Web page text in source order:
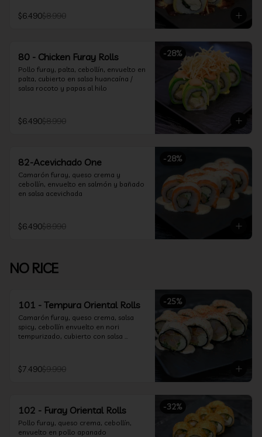
$6.490$8.990
-28%
80 - Chicken Furay Rolls
Pollo furay, palta, cebollín, envuelto en
palta, cubierto en salsa huancaína /
salsa rocoto y papas al hilo
$6.490$8.990
-28%
82-Acevichado One
Camarón furay, queso crema y
cebollín, envuelto en salmón y bañado
en salsa acevichada
$6.490$8.990
NO RICE
-25%
101 - Tempura Oriental Rolls
Camarón furay, queso crema, salsa
spicy, cebollín envuelto en nori
tempurizado, cubierto con salsa
$7.490$9.990
-32%
102 - Furay Oriental Rolls
Pollo furay, queso crema, cebollín,
envuelto en pollo apanado